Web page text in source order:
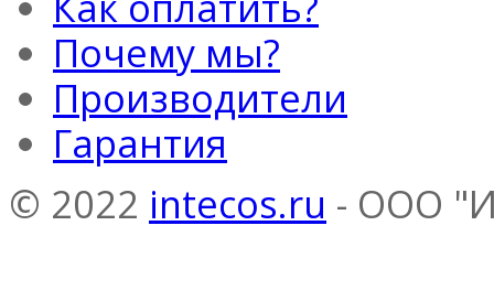
Почему мы?
Производители
Гарантия
© 2022 intecos.ru - ООО